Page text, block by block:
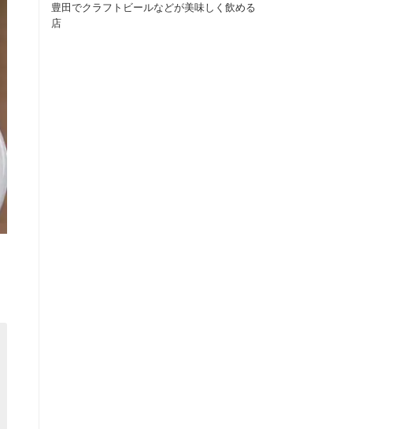
豊田でクラフトビールなどが美味しく飲める
店